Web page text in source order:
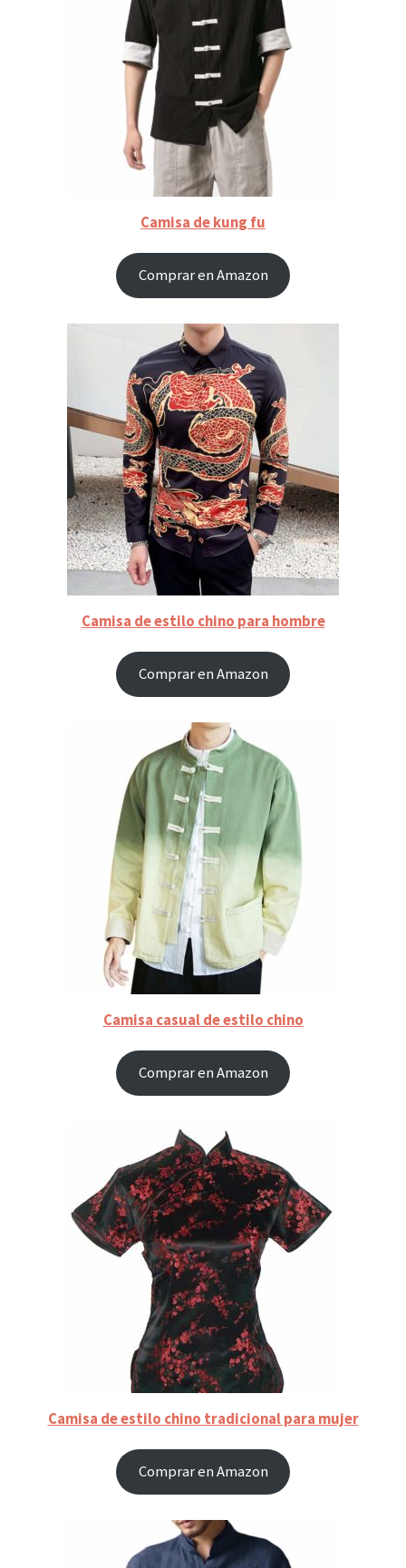
Camisa de kung fu
Comprar en Amazon
Camisa de estilo chino para hombre
Comprar en Amazon
Camisa casual de estilo chino
Comprar en Amazon
Camisa de estilo chino tradicional para mujer
Comprar en Amazon